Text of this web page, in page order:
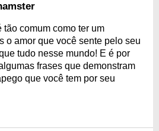
tão comum como ter um
o amor que você sente pelo seu
tudo nesse mundo! E é por
frases que demonstram
que você tem por seu